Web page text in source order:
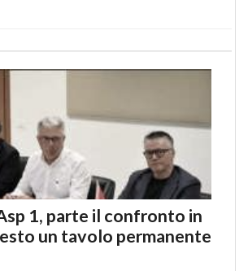
1, parte il confronto in
un tavolo permanente